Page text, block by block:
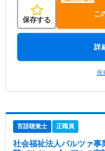
保存する
こ
詳
言語聴覚士 正職員
社会福祉法人バルツァ事